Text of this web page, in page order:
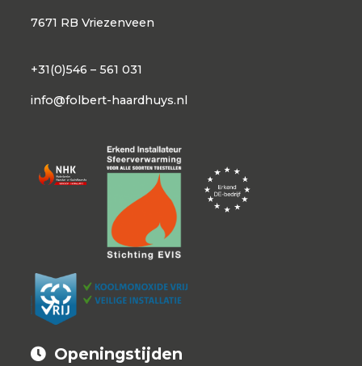
7671 RB Vriezenveen
+31(0)546 – 561 031
info@folbert-haardhuys.nl
Openingstijden